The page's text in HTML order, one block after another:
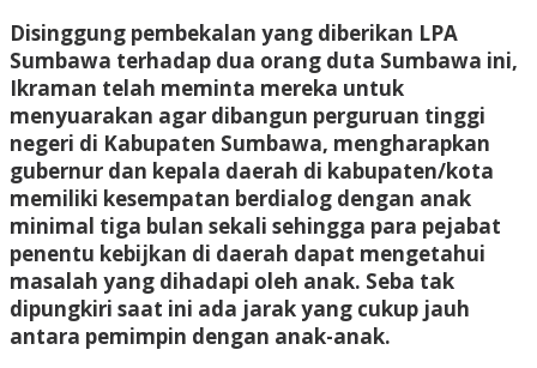
Disinggung pembekalan yang diberikan LPA
Sumbawa terhadap dua orang duta Sumbawa ini,
Ikraman telah meminta mereka untuk
menyuarakan agar dibangun perguruan tinggi
negeri di Kabupaten Sumbawa, mengharapkan
gubernur dan kepala daerah di kabupaten/kota
memiliki kesempatan berdialog dengan anak
minimal tiga bulan sekali sehingga para pejabat
penentu kebijkan di daerah dapat mengetahui
masalah yang dihadapi oleh anak. Seba tak
dipungkiri saat ini ada jarak yang cukup jauh
antara pemimpin dengan anak-anak.